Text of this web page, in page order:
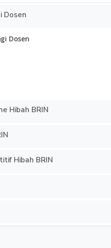
Dosen
Dosen
Hibah BRIN
Hibah BRIN